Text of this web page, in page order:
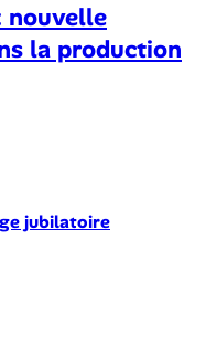
nouvelle
la production
jubilatoire